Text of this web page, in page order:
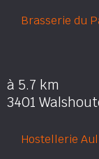
Brasserie du
à 5.7 km
3401
Hostellerie